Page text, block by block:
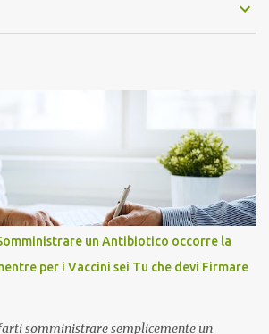
un Antibiotico occorre la
per i Vaccini sei Tu che devi Firmare
somministrare semplicemente un